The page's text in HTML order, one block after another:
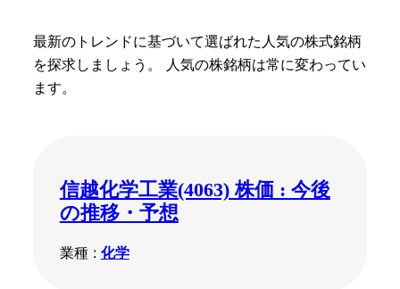
最新のトレンドに基づいて選ばれた人気の株式銘柄
を探求しましょう。 人気の株銘柄は常に変わってい
ます。
信越化学工業(4063) 株価 : 今後
の推移・予想
業種 : 化学